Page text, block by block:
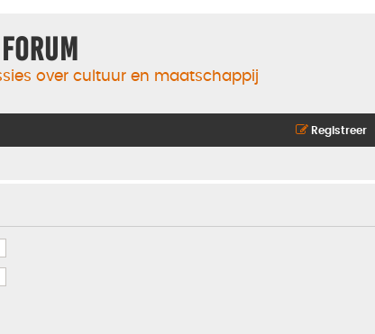
over cultuur en maatschappij
Registreer